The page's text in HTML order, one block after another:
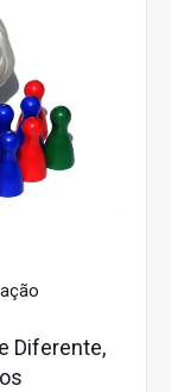
Diferente,